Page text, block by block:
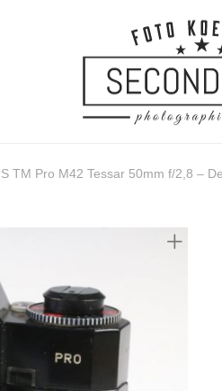
TM Pro M42 Tessar 50mm f/2,8 –